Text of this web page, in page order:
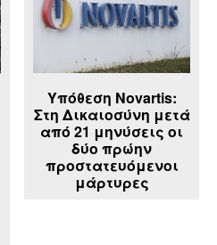
Υπόθεση Novartis:
Στη Δικαιοσύνη μετά
από 21 μηνύσεις οι
δύο πρώην
προστατευόμενοι
μάρτυρες